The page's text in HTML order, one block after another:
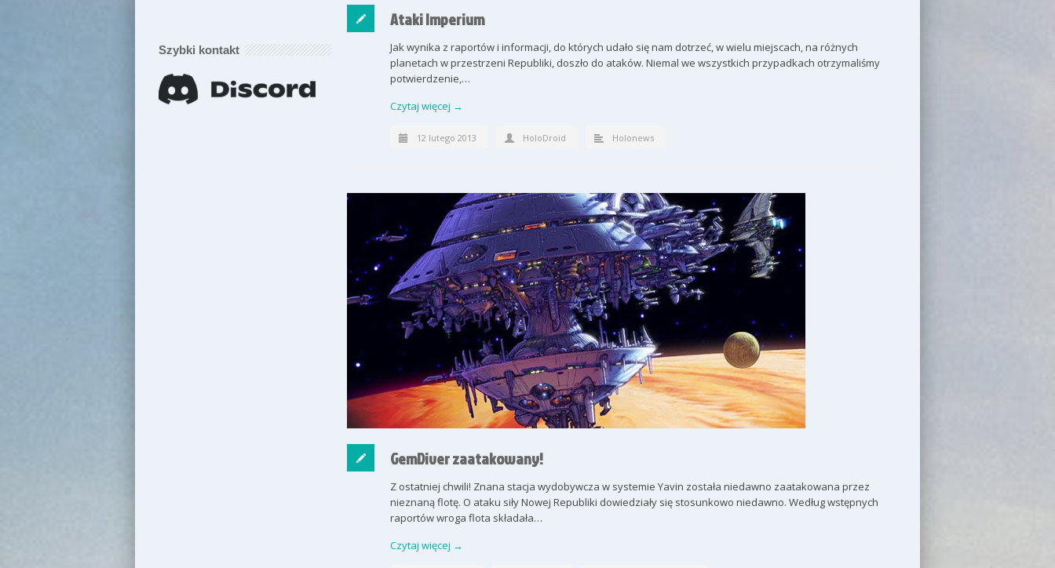
Ataki Imperium
Jak wynika z raportów i informacji, do których udało się nam dotrzeć, w wielu miejscach, na różnych
planetach w przestrzeni Republiki, doszło do ataków. Niemal we wszystkich przypadkach otrzymaliśmy
potwierdzenie,…
Czytaj więcej →
12 lutego 2013 HoloDroid Holonews
GemDiver zaatakowany!
Z ostatniej chwili! Znana stacja wydobywcza w systemie Yavin została niedawno zaatakowana przez
nieznaną flotę. O ataku siły Nowej Republiki dowiedziały się stosunkowo niedawno. Według wstępnych
raportów wroga flota składała…
Czytaj więcej →
Szybki kontakt